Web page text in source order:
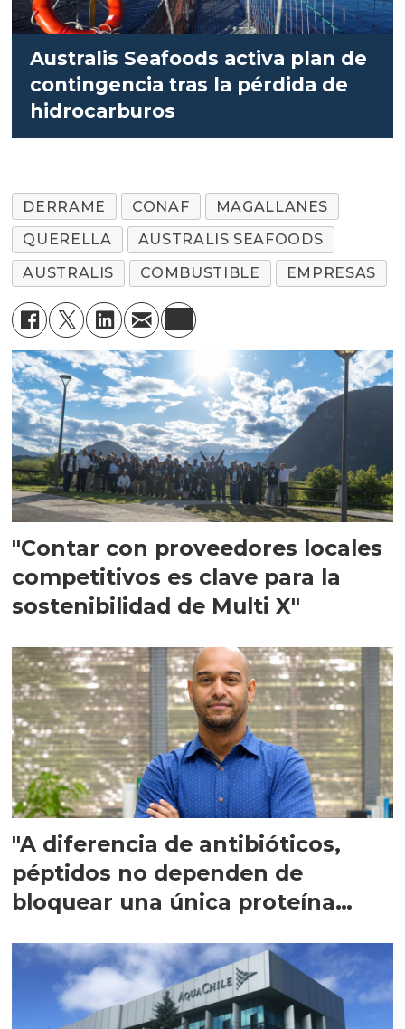
Australis Seafoods activa plan de
contingencia tras la pérdida de
hidrocarburos
DERRAME CONAF
MAGALLANES
QUERELLA
AUSTRALIS SEAFOODS
AUSTRALIS
COMBUSTIBLE EMPRESAS
"Contar con proveedores locales
competitivos es clave para la
sostenibilidad de Multi X"
"A diferencia de antibióticos,
péptidos no dependen de
bloquear una única proteína